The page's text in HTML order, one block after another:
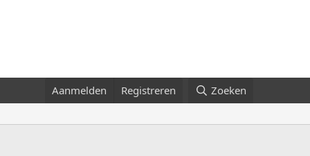
Aanmelden Registreren Zoeken